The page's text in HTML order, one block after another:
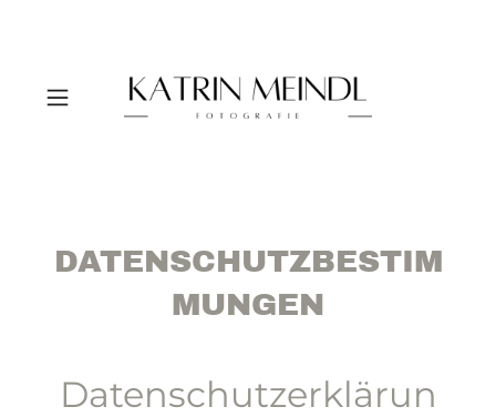
DATENSCHUTZBESTIM
MUNGEN
Datenschutzerklärun